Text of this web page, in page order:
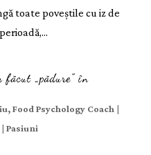
toate poveștile cu iz de
făcut „pădure” în
Food Psychology Coach |
|Pasiuni